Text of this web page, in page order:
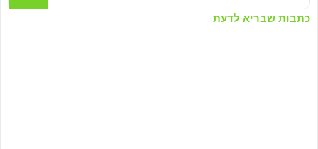
כתבות שבריא לדעת